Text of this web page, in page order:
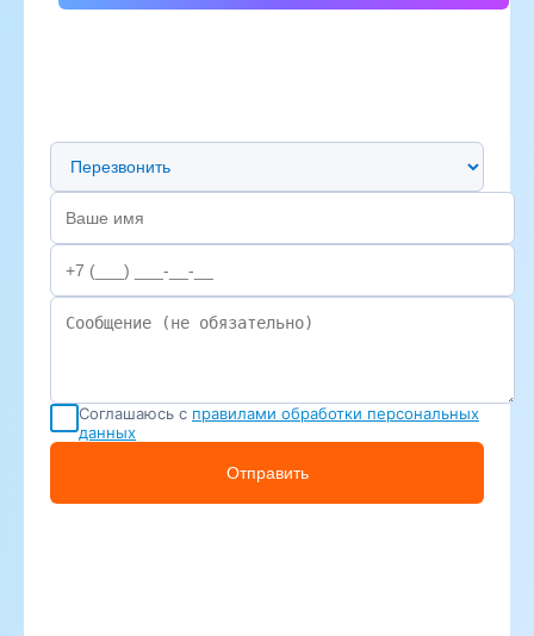
Предпочтительный способ связи
Соглашаюсь с правилами обработки персональных
данных
Отправить